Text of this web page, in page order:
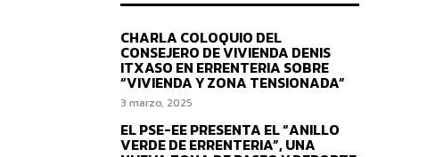
CHARLA COLOQUIO DEL
CONSEJERO DE VIVIENDA DENIS
ITXASO EN ERRENTERIA SOBRE
“VIVIENDA Y ZONA TENSIONADA”
3 marzo, 2025
EL PSE-EE PRESENTA EL “ANILLO
VERDE DE ERRENTERIA”, UNA